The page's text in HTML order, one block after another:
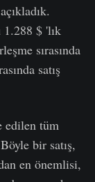
$ 'lık
sırasında
satış
edilen tüm
bir satış,
en önemlisi,